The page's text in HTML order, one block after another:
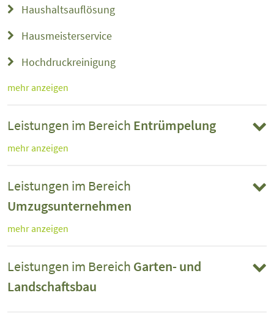
Haushaltsauflösung
Hausmeisterservice
Hochdruckreinigung
mehr anzeigen
Leistungen im Bereich Entrümpelung
mehr anzeigen
Leistungen im Bereich
Umzugsunternehmen
mehr anzeigen
Leistungen im Bereich Garten- und
Landschaftsbau